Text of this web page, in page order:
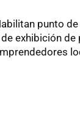
punto
exhibición